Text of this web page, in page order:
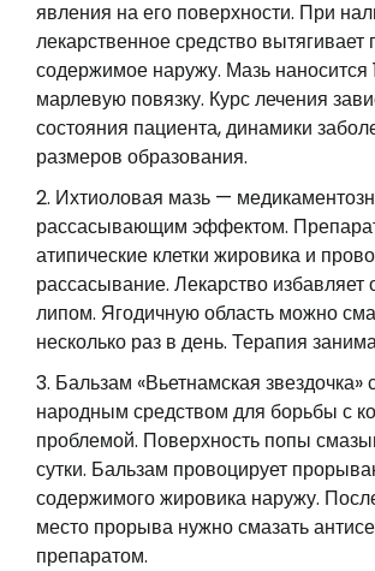
явления на его поверхности. При
лекарственное средство вытягивает
содержимое наружу. Мазь наносится
марлевую повязку. Курс лечения
состояния пациента, динамики
размеров образования.
Ихтиоловая мазь —
рассасывающим эффектом.
атипические клетки жировика и
рассасывание. Лекарство избавляет
липом. Ягодичную область можно
несколько раз в день. Терапия
Бальзам «Вьетнамская звездочка»
народным средством для борьбы с
проблемой. Поверхность попы
сутки. Бальзам провоцирует
содержимого жировика наружу.
место прорыва нужно смазать
препаратом.